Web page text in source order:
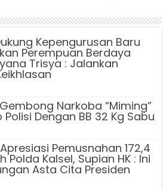
Kepengurusan Baru
Perempuan Berdaya
Trisya : Jalankan
Narkoba “Miming”
Dengan BB 32 Kg Sabu
Pemusnahan 172,4
Polda Kalsel, Supian HK : Ini
Asta Cita Presiden